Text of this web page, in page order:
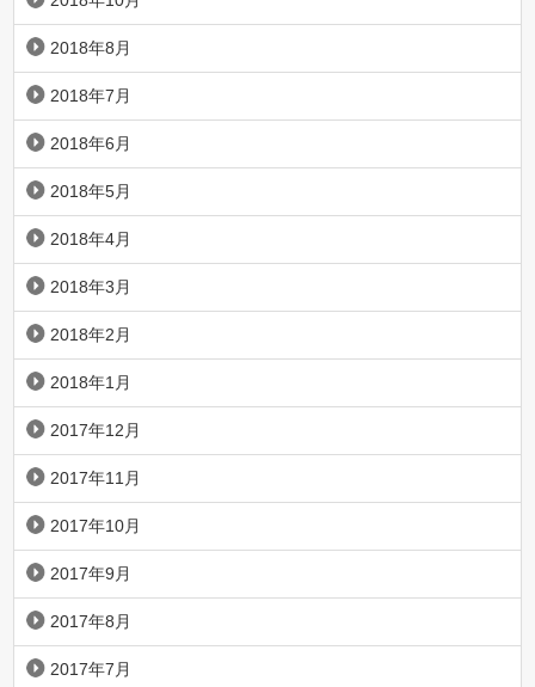
2018年8月
2018年7月
2018年6月
2018年5月
2018年4月
2018年3月
2018年2月
2018年1月
2017年12月
2017年11月
2017年10月
2017年9月
2017年8月
2017年7月